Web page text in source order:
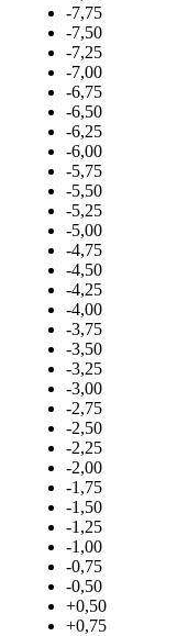
-7,75
-7,50
-7,25
-7,00
-6,75
-6,50
-6,25
-6,00
-5,75
-5,50
-5,25
-5,00
-4,75
-4,50
-4,25
-4,00
-3,75
-3,50
-3,25
-3,00
-2,75
-2,50
-2,25
-2,00
-1,75
-1,50
-1,25
-1,00
-0,75
-0,50
+0,50
+0,75